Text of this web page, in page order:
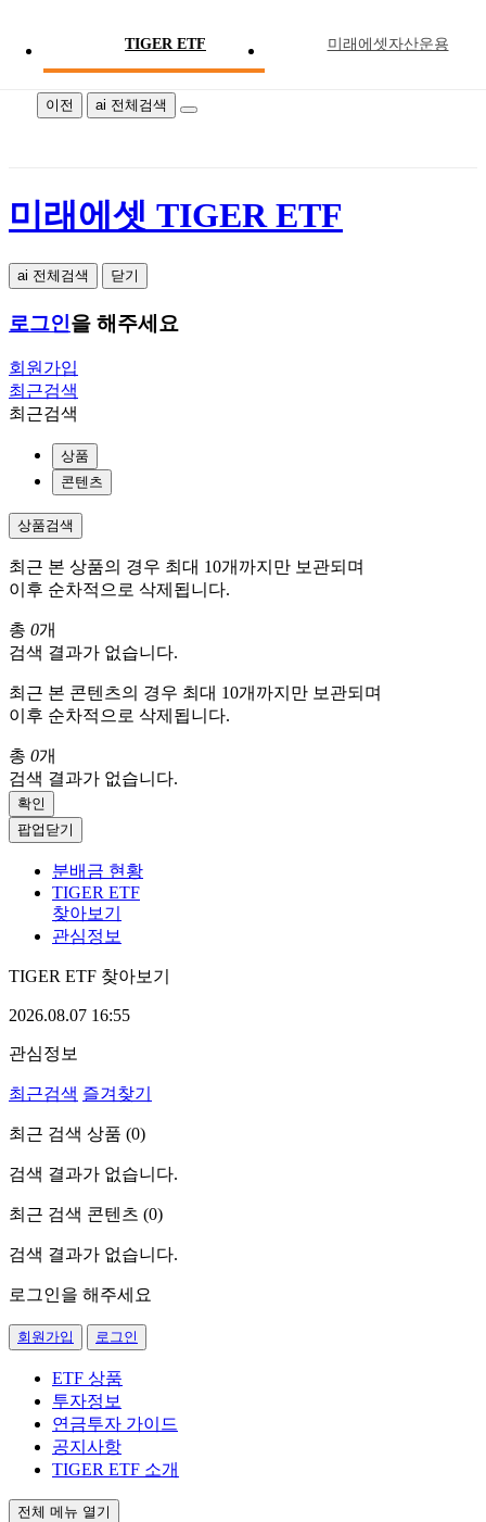
TIGER ETF 미래에셋자산운용
미래에셋 TIGER ETF
이전 ai 전체검색
미래에셋 TIGER ETF
ai 전체검색 닫기
로그인을 해주세요
회원가입
최근검색
최근검색
상품
콘텐츠
상품검색
최근 본 상품의 경우 최대 10개까지만 보관되며
이후 순차적으로 삭제됩니다.
총 0개
검색 결과가 없습니다.
최근 본 콘텐츠의 경우 최대 10개까지만 보관되며
이후 순차적으로 삭제됩니다.
총 0개
검색 결과가 없습니다.
확인
팝업닫기
분배금 현황
TIGER ETF
찾아보기
관심정보
TIGER ETF 찾아보기
2026.08.07 16:55
관심정보
최근검색 즐겨찾기
최근 검색 상품 (0)
검색 결과가 없습니다.
최근 검색 콘텐츠 (0)
검색 결과가 없습니다.
로그인을 해주세요
회원가입 로그인
ETF 상품
투자정보
연금투자 가이드
공지사항
TIGER ETF 소개
전체 메뉴 열기